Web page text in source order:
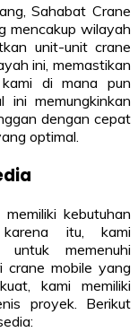
Sahabat Crane
mencakup wilayah
unit-unit crane
ini, memastikan
di mana pun
ini memungkinkan
dengan cepat
optimal.
kebutuhan
itu, kami
memenuhi
crane mobile yang
kami memiliki
proyek. Berikut